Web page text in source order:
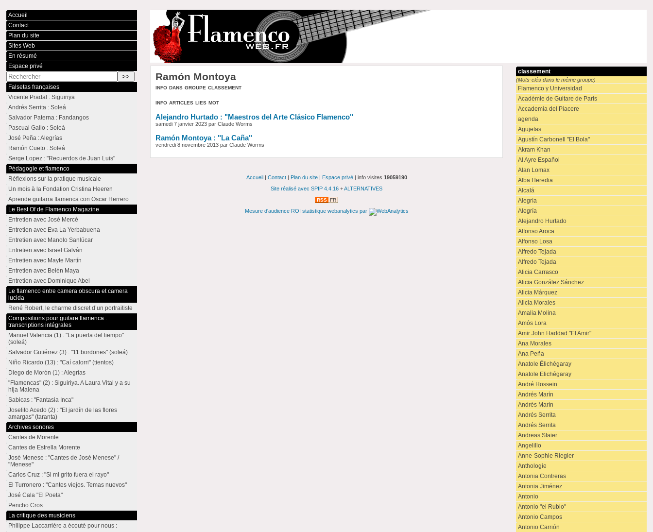
Ramón Montoya
info dans groupe classement
info articles lies mot
Alejandro Hurtado : "Maestros del Arte Clásico Flamenco"
samedi 7 janvier 2023 par Claude Worms
Ramón Montoya : "La Caña"
vendredi 8 novembre 2013 par Claude Worms
classement
(Mots-clés dans le même groupe)
Flamenco y Universidad
Académie de Guitare de Paris
Accademia del Piacere
agenda
Agujetas
Agustín Carbonell "El Bola"
Akram Khan
Al Ayre Español
Alan Lomax
Alba Heredia
Alcalá
Alegría
Alegría
Alejandro Hurtado
Alfonso Aroca
Alfonso Losa
Alfredo Tejada
Alfredo Tejada
Alicia Carrasco
Alicia González Sánchez
Alicia Márquez
Alicia Morales
Amalia Molina
Amós Lora
Amir John Haddad "El Amir"
Ana Morales
Ana Peña
Anatole Élichégaray
Anatole Elichégaray
André Hossein
Andrés Marín
Andrés Marín
Andrés Serrita
Andrés Serrita
Andreas Staier
Angelillo
Anne-Sophie Riegler
Anthologie
Antonia Contreras
Antonia Jiménez
Antonio
Antonio "el Rubio"
Antonio Campos
Antonio Carrión
Accueil
Contact
Plan du site
Sites Web
En résumé
Espace privé
Falsetas françaises
Vicente Pradal : Siguiriya
Andrés Serrita : Soleá
Salvador Paterna : Fandangos
Pascual Gallo : Soleá
José Peña : Alegrías
Ramón Cueto : Soleá
Serge Lopez : "Recuerdos de Juan Luis"
Pédagogie et flamenco
Réflexions sur la pratique musicale
Un mois à la Fondation Cristina Heeren
Aprende guitarra flamenca con Oscar Herrero
Le Best Of de Flamenco Magazine
Entretien avec José Mercé
Entretien avec Eva La Yerbabuena
Entretien avec Manolo Sanlúcar
Entretien avec Israel Galván
Entretien avec Mayte Martín
Entretien avec Belén Maya
Entretien avec Dominique Abel
Le flamenco entre camera obscura et camera
lucida
René Robert, le charme discret d’un portraitiste
Compositions pour guitare flamenca :
transcriptions intégrales
Manuel Valencia (1) : "La puerta del tiempo"
(soleá)
Salvador Gutiérrez (3) : "11 bordones" (soleá)
Niño Ricardo (13) : "Caí calorri" (tientos)
Diego de Morón (1) : Alegrías
"Flamencas" (2) : Siguiriya. A Laura Vital y a su
hija Malena
Sabicas : "Fantasia Inca"
Joselito Acedo (2) : "El jardín de las flores
amargas" (taranta)
Archives sonores
Cantes de Morente
Cantes de Estrella Morente
José Menese : "Cantes de José Menese" /
"Menese"
Carlos Cruz : "Si mi grito fuera el rayo"
El Turronero : "Cantes viejos. Temas nuevos"
José Cala "El Poeta"
Pencho Cros
La critique des musiciens
Philippe Laccarrière a écouté pour nous :
Accueil| Contact| Plan du site| Espace privé| info visites 19059190
Site réalisé avec SPIP 4.4.16 +ALTERNATIVES
RSS FR
Mesure d'audience ROI statistique webanalytics par